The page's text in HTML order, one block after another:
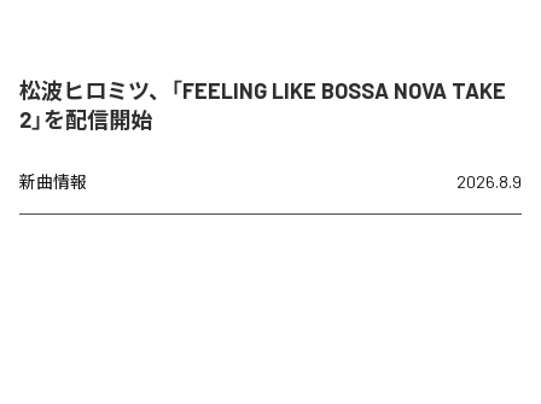
松波ヒロミツ、「FEELING LIKE BOSSA NOVA TAKE
2」を配信開始
新曲情報 2026.8.9